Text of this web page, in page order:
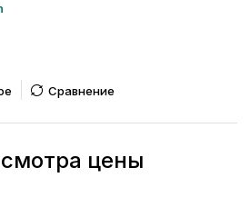
Сравнение
цены